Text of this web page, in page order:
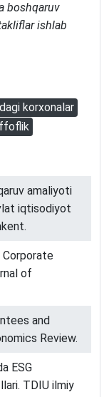
boshqaruv
ishlab
korxonalar
amaliyoti
iqtisodiyot
Corporate
of
and
Review.
ESG
TDIU ilmiy